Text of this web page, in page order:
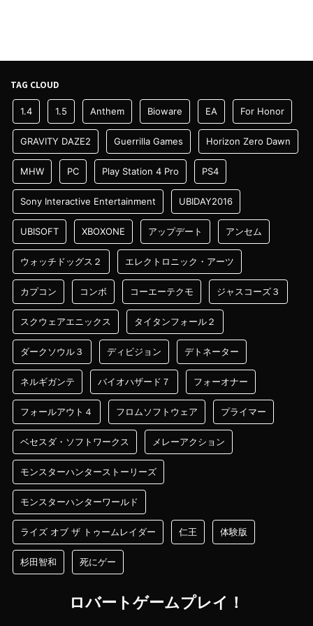
TAG CLOUD
1.4 1.5 Anthem Bioware EA For Honor
GRAVITY DAZE2 Guerrilla Games Horizon Zero Dawn
MHW PC Play Station 4 Pro PS4
Sony Interactive Entertainment UBIDAY2016
UBISOFT XBOXONE アップデート アンセム
ウォッチドッグス２ エレクトロニック・アーツ
カプコン コンボ コーエーテクモ ジャスコーズ３
スクウェアエニックス タイタンフォール２
ダークソウル３ ディビジョン デトネーター
ネルギガンテ バイオハザード７ フォーオナー
フォールアウト４ フロムソフトウェア プライマー
ベセスダ・ソフトワークス メレーアクション
モンスターハンターストーリーズ
モンスターハンターワールド
ライズ オブ ザ トゥームレイダー 仁王 体験版
杉田智和 死にゲー
ロバートゲームプレイ！